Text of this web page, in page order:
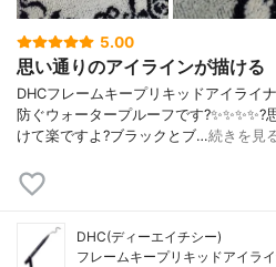
5.00
思い通りのアイラインが描ける
DHCフレームキープリキッドアイライ
防ぐウォータープルーフです
けて楽ですよ?ブラックとブ…続きを見
DHC(ディーエイチシー)
フレームキープリキッドアイラ